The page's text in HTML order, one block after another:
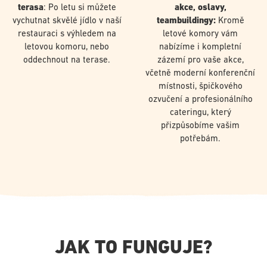
terasa: Po letu si můžete
vychutnat skvělé jídlo v naší
restauraci s výhledem na
letovou komoru, nebo
oddechnout na terase.
akce, oslavy,
teambuildingy: Kromě
letové komory vám
nabízíme i kompletní
zázemí pro vaše akce,
včetně moderní konferenční
místnosti, špičkového
ozvučení a profesionálního
cateringu, který
přizpůsobíme vašim
potřebám.
JAK TO FUNGUJE?